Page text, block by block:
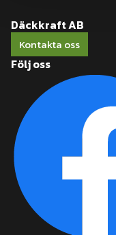
Däckkraft AB
Kontakta oss
Följ oss